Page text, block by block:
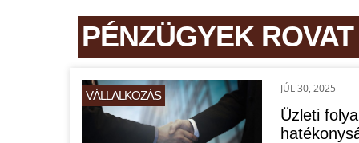
PÉNZÜGYEK
VÁLLALKOZÁS
JÚL 30, 2025
Üzleti